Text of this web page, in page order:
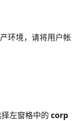
环境，请将用户帐
左窗格中的 corp